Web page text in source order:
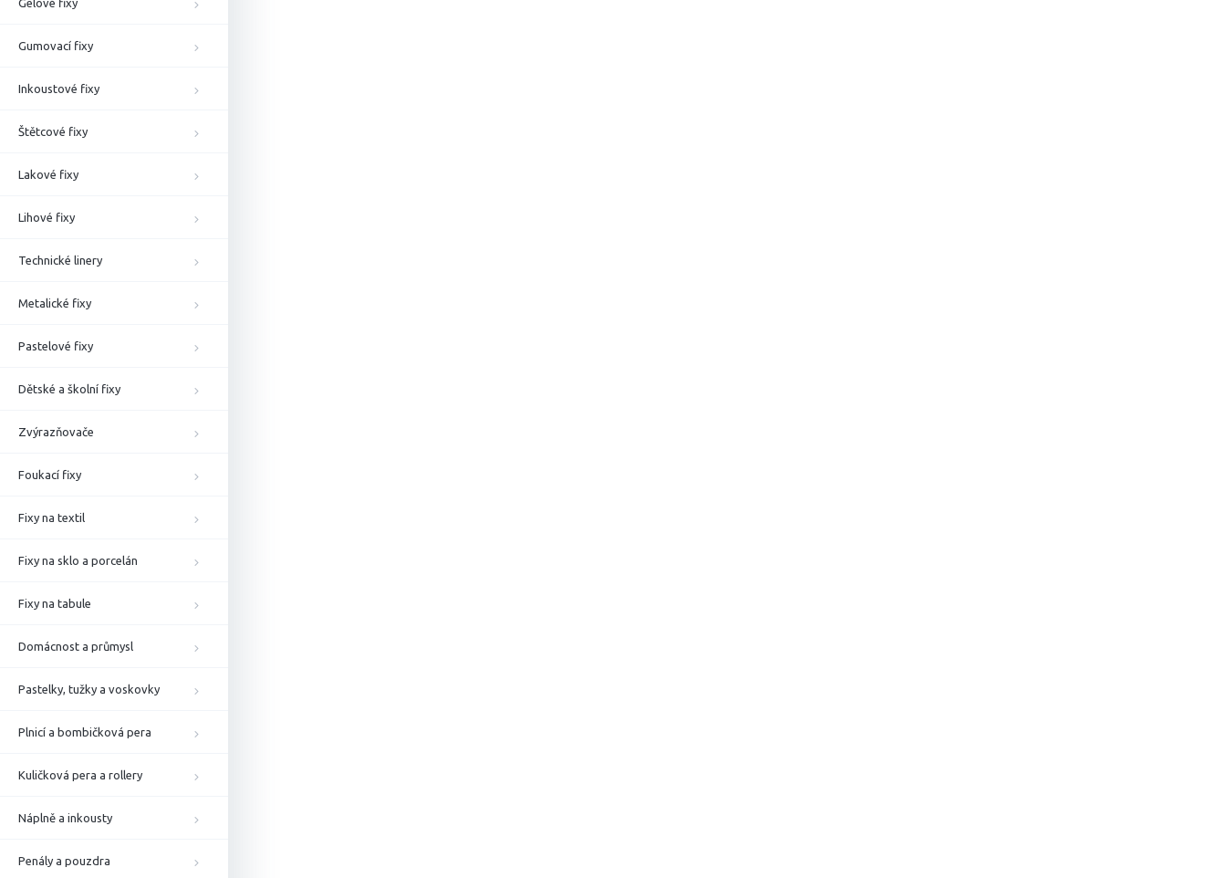
Gelové fixy
Gumovací fixy
Inkoustové fixy
Štětcové fixy
Lakové fixy
Lihové fixy
Technické linery
Metalické fixy
Pastelové fixy
Dětské a školní fixy
Zvýrazňovače
Foukací fixy
Fixy na textil
Fixy na sklo a porcelán
Fixy na tabule
Domácnost a průmysl
Pastelky, tužky a voskovky
Plnicí a bombičková pera
Kuličková pera a rollery
Náplně a inkousty
Penály a pouzdra